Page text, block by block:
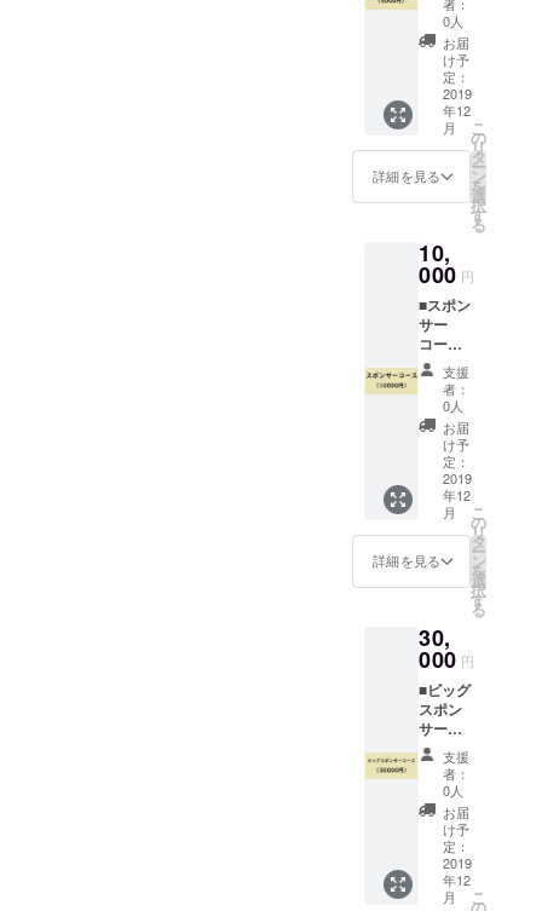
つきま
しては
実施時
にメー
ル等に
てお知
らせし
ます。
※「CBT
ローズβ
ト）」
は複数
回実施
予定で
す。 ス
ポン
サー/
ビッグ
スポン
サー
コース
の方は
全CBT
に参加
可能で
すが、
超応援/
は1回の
みとさ
ただき
ます。
※支援
時、必
ず備考
欄にご
希望の
お名前
をご記
入くだ
さい。
WEBサ
イトに
て「ス
ペシャ
ルサン
クス」
として
掲載
オープ
ンサー
ビス前
CBT（
クロー
ズβテス
ト）参
加権
オープ
ンサー
ビス開
始後に
超絶応
援コー
スアイ
テム
ボック
スのご
提供 ・
HP/MP
×30 ・
武器/防
具強化
に必要
な素
材 ×20
※CBT（
クロー
ズβテス
ト）に
つきま
しては
実施時
にメー
0人
お届
け予
定：
2019
年12
月
詳細を見る
こ
の
リ
タ
ー
ン
を
選
択
す
る
10,
000 円
■スポン
サー
コース
（1000
0円）
WEBサ
イトに
「ビッ
グスペ
シャル
サンク
ス」と
して掲
載 オー
プン
ス前に
行う
CBT（
クロー
ズβテス
ト）全
参加権
オープ
ンサー
ビス開
始後に
スポン
サー
コース
アイテ
支援
者：
0人
お届
け予
定：
2019
年12
月
詳細を見る
こ
の
リ
タ
ー
ン
を
選
択
す
る
30,
000 円
■ビッグ
スポン
サー
コース
（3000
0円）
WEBサ
イトに
「ビッ
グスペ
シャル
支援
者：
0人
お届
け予
定：
2019
年12
月
こ